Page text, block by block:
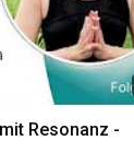
Resonanz -